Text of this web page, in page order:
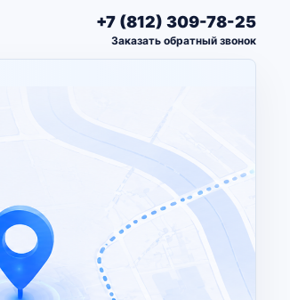
+7 (812) 309-78-25
Заказать обратный звонок